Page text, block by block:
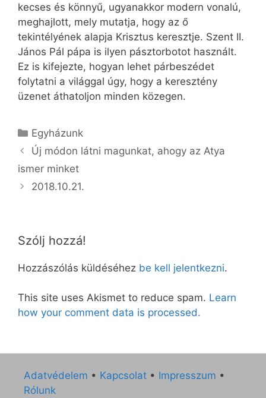
kecses és könnyű, ugyan­akkor modern vonalú,
meghajlott, mely mutatja, hogy az ő
tekintélyének alapja Krisztus keresztje. Szent II.
János Pál pápa is ilyen pásztorbotot használt.
Ez is kifejezte, hogyan lehet párbeszédet
folytatni a világgal úgy, hogy a keresztény
üzenet áthatoljon minden közegen.
Kategória
Egyházunk
Új módon látni magunkat, ahogy az Atya
ismer minket
2018.10.21.
Szólj hozzá!
Hozzászólás küldéséhez be kell jelentkezni.
This site uses Akismet to reduce spam. Learn
how your comment data is processed.
Adatvédelem • Kapcsolat • Impresszum •
Rólunk